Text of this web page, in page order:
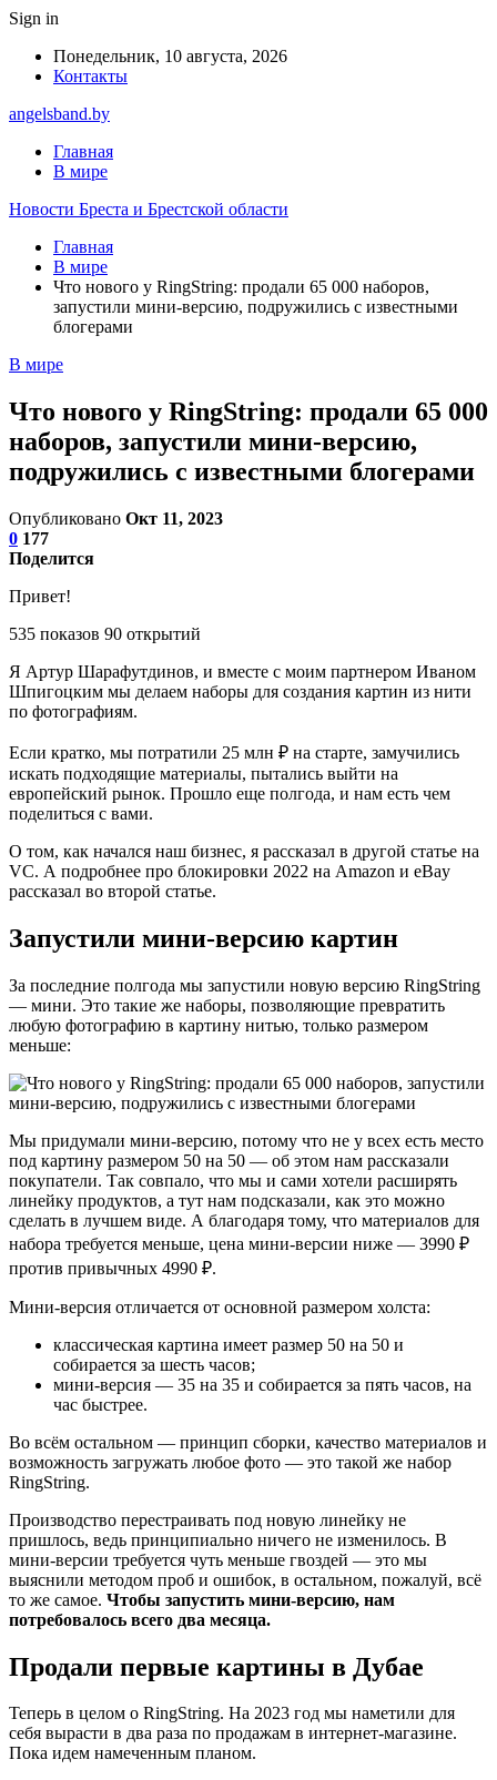
Sign in
Понедельник, 10 августа, 2026
Контакты
angelsband.by
Главная
В мире
Новости Бреста и Брестской области
Главная
В мире
Что нового у RingString: продали 65 000 наборов,
запустили мини-версию, подружились с известными
блогерами
В мире
Что нового у RingString: продали 65 000
наборов, запустили мини-версию,
подружились с известными блогерами
Опубликовано Окт 11, 2023
0 177
Поделится
Привет!
535 показов 90 открытий
Я Артур Шарафутдинов, и вместе с моим партнером Иваном
Шпигоцким мы делаем наборы для создания картин из нити
по фотографиям.
Если кратко, мы потратили 25 млн ₽ на старте, замучились
искать подходящие материалы, пытались выйти на
европейский рынок. Прошло еще полгода, и нам есть чем
поделиться с вами.
О том, как начался наш бизнес, я рассказал в другой статье на
VC. А подробнее про блокировки 2022 на Amazon и eBay
рассказал во второй статье.
Запустили мини-версию картин
За последние полгода мы запустили новую версию RingString
— мини. Это такие же наборы, позволяющие превратить
любую фотографию в картину нитью, только размером
меньше:
Мы придумали мини-версию, потому что не у всех есть место
под картину размером 50 на 50 — об этом нам рассказали
покупатели. Так совпало, что мы и сами хотели расширять
линейку продуктов, а тут нам подсказали, как это можно
сделать в лучшем виде. А благодаря тому, что материалов для
набора требуется меньше, цена мини-версии ниже — 3990 ₽
против привычных 4990 ₽.
Мини-версия отличается от основной размером холста:
классическая картина имеет размер 50 на 50 и
собирается за шесть часов;
мини-версия — 35 на 35 и собирается за пять часов, на
час быстрее.
Во всём остальном — принцип сборки, качество материалов и
возможность загружать любое фото — это такой же набор
RingString.
Производство перестраивать под новую линейку не
пришлось, ведь принципиально ничего не изменилось. В
мини-версии требуется чуть меньше гвоздей — это мы
выяснили методом проб и ошибок, в остальном, пожалуй, всё
то же самое. Чтобы запустить мини-версию, нам
потребовалось всего два месяца.
Продали первые картины в Дубае
Теперь в целом о RingString. На 2023 год мы наметили для
себя вырасти в два раза по продажам в интернет-магазине.
Пока идем намеченным планом.